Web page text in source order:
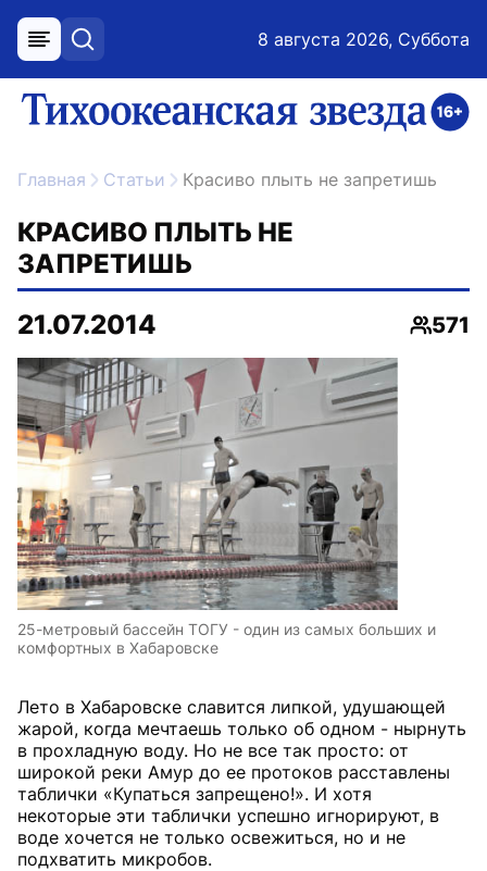
меню поиск 8 августа 2026, Суббота
ссылка на главную
Главная Статьи Красиво плыть не запретишь
КРАСИВО ПЛЫТЬ НЕ
ЗАПРЕТИШЬ
21.07.2014
571
25-метровый бассейн ТОГУ - один из самых больших и
комфортных в Хабаровске
Лето в Хабаровске славится липкой, удушающей
жарой, когда мечтаешь только об одном - нырнуть
в прохладную воду. Но не все так просто: от
широкой реки Амур до ее протоков расставлены
таблички «Купаться запрещено!». И хотя
некоторые эти таблички успешно игнорируют, в
воде хочется не только освежиться, но и не
подхватить микробов.